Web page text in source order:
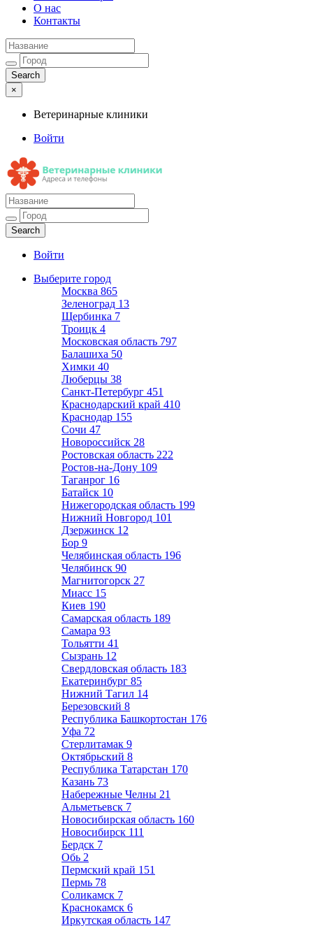
О нас
Контакты
×
Ветеринарные клиники
Войти
Ветеринарные клиники
Адреса и телефоны
Войти
Выберите город
Москва 865
Зеленоград 13
Щербинка 7
Троицк 4
Московская область 797
Балашиха 50
Химки 40
Люберцы 38
Санкт-Петербург 451
Краснодарский край 410
Краснодар 155
Сочи 47
Новороссийск 28
Ростовская область 222
Ростов-на-Дону 109
Таганрог 16
Батайск 10
Нижегородская область 199
Нижний Новгород 101
Дзержинск 12
Бор 9
Челябинская область 196
Челябинск 90
Магнитогорск 27
Миасс 15
Киев 190
Самарская область 189
Самара 93
Тольятти 41
Сызрань 12
Свердловская область 183
Екатеринбург 85
Нижний Тагил 14
Березовский 8
Республика Башкортостан 176
Уфа 72
Стерлитамак 9
Октябрьский 8
Республика Татарстан 170
Казань 73
Набережные Челны 21
Альметьевск 7
Новосибирская область 160
Новосибирск 111
Бердск 7
Обь 2
Пермский край 151
Пермь 78
Соликамск 7
Краснокамск 6
Иркутская область 147